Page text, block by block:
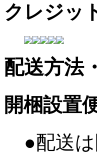
クレジッ
配送方法
開梱設置
●配送